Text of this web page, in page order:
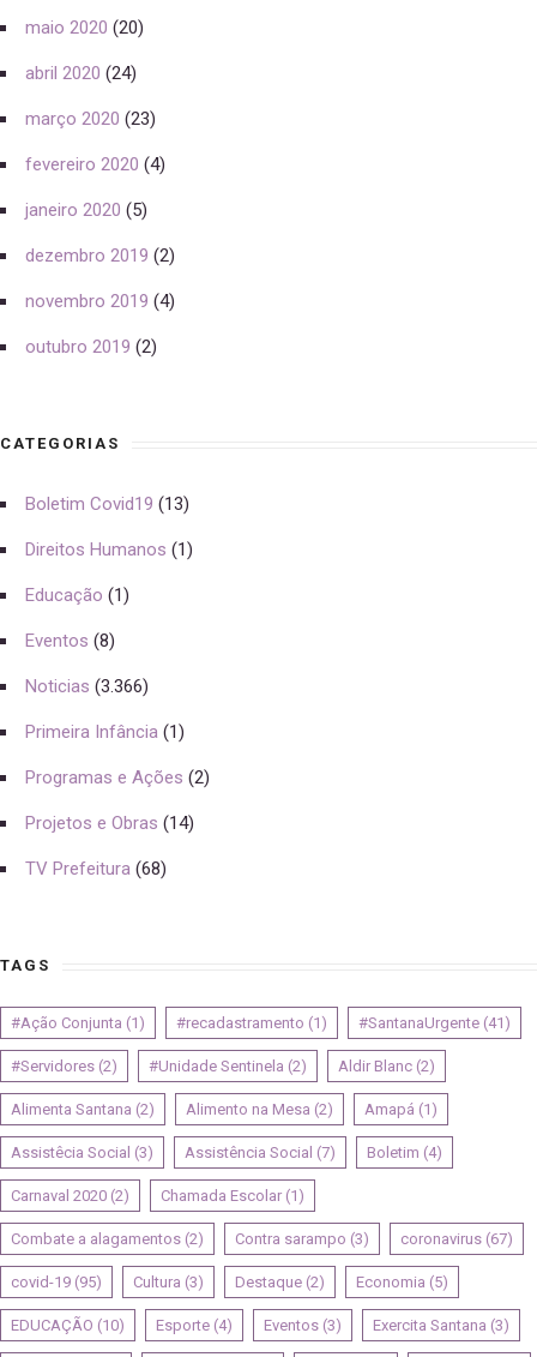
maio 2020 (20)
abril 2020 (24)
março 2020 (23)
fevereiro 2020 (4)
janeiro 2020 (5)
dezembro 2019 (2)
novembro 2019 (4)
outubro 2019 (2)
CATEGORIAS
Boletim Covid19 (13)
Direitos Humanos (1)
Educação (1)
Eventos (8)
Noticias (3.366)
Primeira Infância (1)
Programas e Ações (2)
Projetos e Obras (14)
TV Prefeitura (68)
TAGS
#Ação Conjunta (1) #recadastramento (1) #SantanaUrgente (41)
#Servidores (2) #Unidade Sentinela (2) Aldir Blanc (2)
Alimenta Santana (2) Alimento na Mesa (2) Amapá (1)
Assistêcia Social (3) Assistência Social (7) Boletim (4)
Carnaval 2020 (2) Chamada Escolar (1)
Combate a alagamentos (2) Contra sarampo (3) coronavirus (67)
covid-19 (95) Cultura (3) Destaque (2) Economia (5)
EDUCAÇÃO (10) Esporte (4) Eventos (3) Exercita Santana (3)